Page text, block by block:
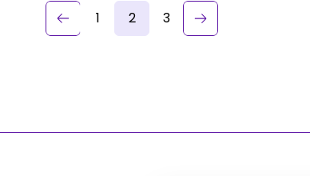
keyboard_arrow_left
Précédent 1 2 3 keyboard_arrow_rightSuivant